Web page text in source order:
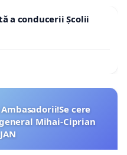
a conducerii Școlii
cere
Mihai-Ciprian